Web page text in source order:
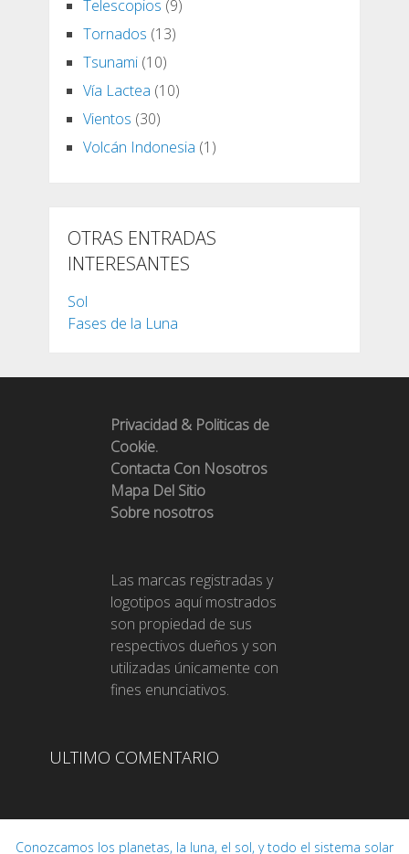
Telescopios (9)
Tornados (13)
Tsunami(10)
Vía Lactea (10)
Vientos (30)
Volcán Indonesia (1)
OTRAS ENTRADAS
INTERESANTES
Sol
Fases de la Luna
Privacidad & Politicas de
Cookie.
Contacta Con Nosotros
Mapa Del Sitio
Sobre nosotros
Las marcas registradas y
logotipos aquí mostrados
son propiedad de sus
respectivos dueños y son
utilizadas únicamente con
fines enunciativos.
ULTIMO COMENTARIO
Conozcamos los planetas, la luna, el sol, y todo el sistema solar